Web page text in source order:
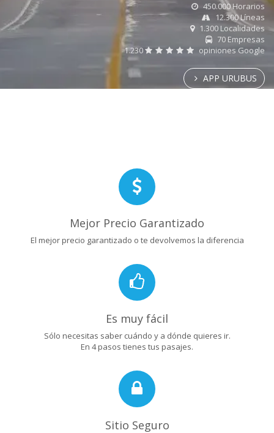
450.000 Horarios
12.300 Líneas
1.300 Localidades
70 Empresas
1.230
opiniones Google
APP URUBUS
Mejor Precio Garantizado
El mejor precio garantizado o te devolvemos la diferencia
Es muy fácil
Sólo necesitas saber cuándo y a dónde quieres ir.
En 4 pasos tienes tus pasajes.
Sitio Seguro